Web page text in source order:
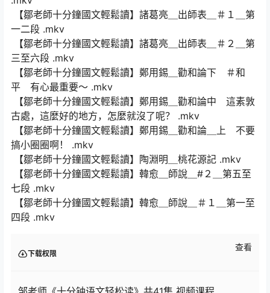
【鄒老師十分鐘國文輕鬆讀】諸葛亮＿出師表＿＃１＿第
一二段 .mkv
【鄒老師十分鐘國文輕鬆讀】諸葛亮＿出師表＿＃２＿第
三至六段 .mkv
【鄒老師十分鐘國文輕鬆讀】鄭用錫＿勸和論下 ＃和
平 有心最重要～ .mkv
【鄒老師十分鐘國文輕鬆讀】鄭用錫＿勸和論中 這素敦
古處，這麼好的地方，怎麼就沒了呢？ .mkv
【鄒老師十分鐘國文輕鬆讀】鄭用錫＿勸和論＿上 不要
搞小圈圈啊！ .mkv
【鄒老師十分鐘國文輕鬆讀】陶淵明＿桃花源記 .mkv
【鄒老師十分鐘國文輕鬆讀】韓愈＿師說＿#２＿第五至
七段 .mkv
【鄒老師十分鐘國文輕鬆讀】韓愈＿師說＿＃１＿第一至
四段 .mkv
下载权限
查看